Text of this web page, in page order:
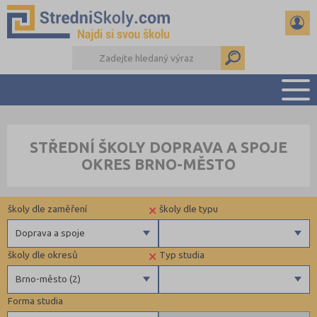
PŘÍPRAVA NA PŘIJÍMAČKY
DŮLEŽITÉ TERMÍNY
DALŠÍ DRUHY ŠKOL
STŘEDNÍ ŠKOLY DOPRAVA A SPOJE
OKRES BRNO-MĚSTO
Forma studia
Typ studia
×
Brno-město (2)
školy dle okresů
Beroun (1)
školy dle typu
Krajské
×
Doprava a spoje
školy dle zaměření
Gymnázia
4 letá gymnázia
6 letá gymnázia